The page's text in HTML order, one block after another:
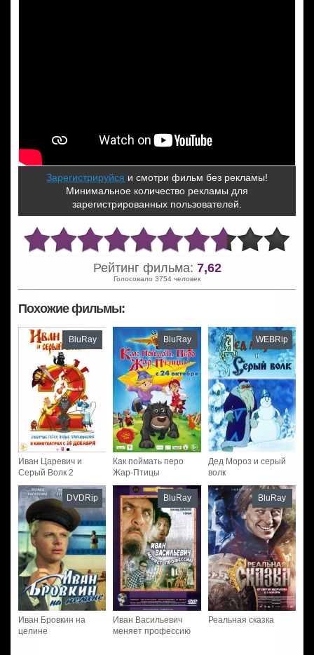
Зарегистрируйся и смотри фильм без рекламы!
Минимальное количество рекламы для
зарегистрированных пользователей.
Рейтинг фильма: 7,62
Голосовало 3754 человек
Похожие фильмы:
Иван Царевич и
Серый Волк 2
BluRay
Как поймать перо
Жар-Птицы
BluRay
Дед Мороз и серый
волк
WEBRip
Иван Бровкин на
целине
DVDRip
Иван Васильевич
меняет профессию
BluRay
Реальная сказка
BluRay